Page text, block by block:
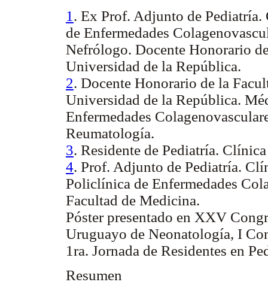
1 . Ex Prof. Adjunto de
de Enfermedades
Nefrólogo. Docente Honorario
Universidad de la República.
2. Docente Honorario de la
Universidad de la República.
Enfermedades
Reumatología.
3. Residente de Pediatría.
4. Prof. Adjunto de Pediatría.
Policlínica de Enfermedades
Facultad de Medicina.
Póster presentado en XXV
Uruguayo de Neonatología, I
1ra. Jornada de Residentes en
Resumen